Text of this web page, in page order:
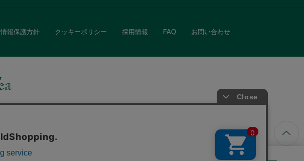
報保護方針 クッキーポリシー 採用情報 FAQ お問い合わせ
商品がラインナップ。
しています。